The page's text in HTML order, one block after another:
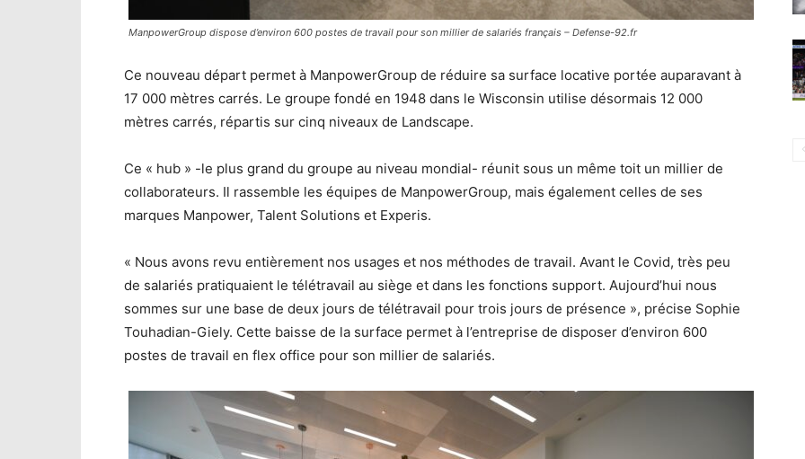
ManpowerGroup dispose d’environ 600 postes de travail pour son millier de salariés français – Defense-92.fr
Ce nouveau départ permet à ManpowerGroup de réduire sa surface locative portée auparavant à
17 000 mètres carrés. Le groupe fondé en 1948 dans le Wisconsin utilise désormais 12 000
mètres carrés, répartis sur cinq niveaux de Landscape.
Ce « hub » -le plus grand du groupe au niveau mondial- réunit sous un même toit un millier de
collaborateurs. Il rassemble les équipes de ManpowerGroup, mais également celles de ses
marques Manpower, Talent Solutions et Experis.
« Nous avons revu entièrement nos usages et nos méthodes de travail. Avant le Covid, très peu
de salariés pratiquaient le télétravail au siège et dans les fonctions support. Aujourd’hui nous
sommes sur une base de deux jours de télétravail pour trois jours de présence », précise Sophie
Touhadian-Giely. Cette baisse de la surface permet à l’entreprise de disposer d’environ 600
postes de travail en flex office pour son millier de salariés.